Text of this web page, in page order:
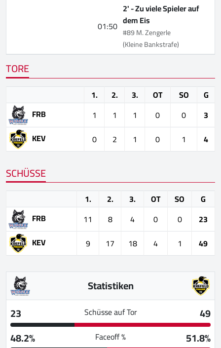
01:50
2' -Zu viele Spieler auf
dem Eis
#89 M. Zengerle
(Kleine Bankstrafe)
TORE
1. 2. 3. OT SO
G
FRB
1 1 1 0 0
3
KEV
0 2 1 0 1 4
SCHÜSSE
1. 2. 3. OT SO
G
FRB
11 8 4 0 0
23
KEV
9 17 18 4 1 49
Statistiken
23
Schüsse auf Tor
49
48.2%
Faceoff %
51.8%